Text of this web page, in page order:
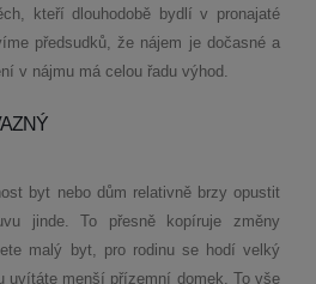
kteří dlouhodobě bydlí v pronajaté
předsudků, že nájem je dočasné a
v nájmu má celou řadu výhod.
byt nebo dům relativně brzy opustit
jinde. To přesně kopíruje změny
malý byt, pro rodinu se hodí velký
uvítáte menší přízemní domek. To vše